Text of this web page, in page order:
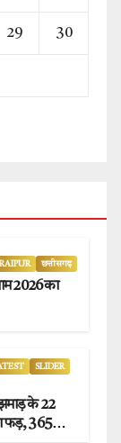
29 30
RAIPUR छत्तीसगढ़
2026 का
SLIDER
के 22
फड़, 365